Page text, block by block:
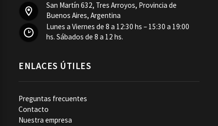
San Martín 632, Tres Arroyos, Provincia de
Buenos Aires, Argentina
Lunes a Viernes de 8 a 12:30 hs – 15:30 a 19:00
hs. Sábados de 8 a 12 hs.
ENLACES ÚTILES
Preguntas frecuentes
Contacto
Nuestra empresa